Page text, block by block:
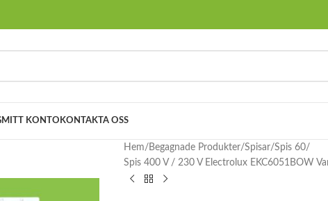
MITT KONTO KONTAKTA OSS
Hem Begagnade Produkter Spisar Spis 60
Spis 400 V / 230 V Electrolux EKC6051BOW